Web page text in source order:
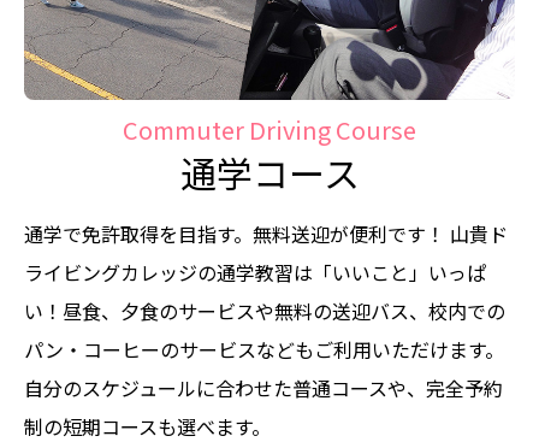
K先生、S先生、T先生、T先
生、分かりやすく教えていただ
くことができ、自分の中でも成
長できていることを感じること
ができたのでとてもよかったで
す。明るく接していただけたこ
とが合宿中毎日とても楽しく行
えたんだと思います。
Commuter Driving Course
通学コース
通学で免許取得を目指す。無料送迎が便利です！ 山貴ド
ライビングカレッジの通学教習は「いいこと」いっぱ
い！昼食、夕食のサービスや無料の送迎バス、校内での
パン・コーヒーのサービスなどもご利用いただけます。
自分のスケジュールに合わせた普通コースや、完全予約
制の短期コースも選べます。